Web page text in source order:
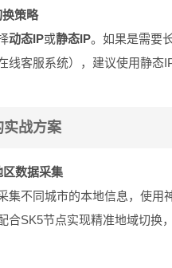
换策略
动态IP或静态IP。如果是需要
线客服系统），建议使用静态
实战方案
数据采集
集不同城市的本地信息，使用
合SK5节点实现精准地域切换